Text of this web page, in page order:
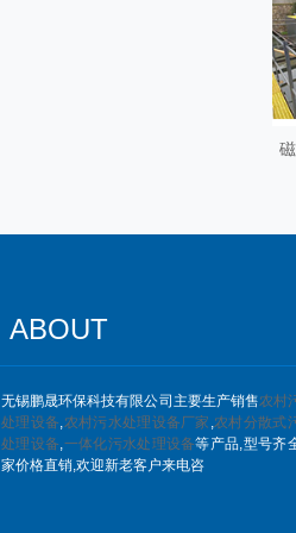
ABOUT
无锡鹏晟环保科技有限公司主要生产销售农村
处理设备,农村污水处理设备厂家 ,农村分散式
处理设备,一体化污水处理设备等产品,型号齐
家价格直销,欢迎新老客户来电咨